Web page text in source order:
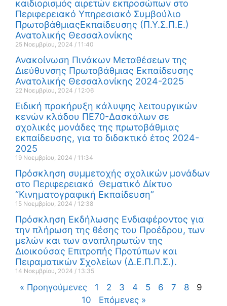
καιδιορισμός αιρετών εκπροσώπων στο
Περιφερειακό Υπηρεσιακό Συμβούλιο
ΠρωτοβάθμιαςΕκπαίδευσης (Π.Υ.Σ.Π.Ε.)
Ανατολικής Θεσσαλονίκης
25 Νοεμβρίου, 2024 11:40
Ανακοίνωση Πινάκων Μεταθέσεων της
Διεύθυνσης Πρωτοβάθμιας Εκπαίδευσης
Ανατολικής Θεσσαλονίκης 2024-2025
22 Νοεμβρίου, 2024 12:06
Ειδική προκήρυξη κάλυψης λειτουργικών
κενών κλάδου ΠΕ70-Δασκάλων σε
σχολικές μονάδες της πρωτοβάθμιας
εκπαίδευσης, για το διδακτικό έτος 2024-
2025
19 Νοεμβρίου, 2024 11:34
Πρόσκληση συμμετοχής σχολικών μονάδων
στο Περιφερειακό Θεματικό Δίκτυο
“Κινηματογραφική Εκπαίδευση”
15 Νοεμβρίου, 2024 12:38
Πρόσκληση Εκδήλωσης Ενδιαφέροντος για
την πλήρωση της θέσης του Προέδρου, των
μελών και των αναπληρωτών της
Διοικούσας Επιτροπής Προτύπων και
Πειραματικών Σχολείων (Δ.Ε.Π.Π.Σ.).
14 Νοεμβρίου, 2024 13:35
« Προηγούμενες 1 2 3 4 5 6 7 8
9
10
Επόμενες »